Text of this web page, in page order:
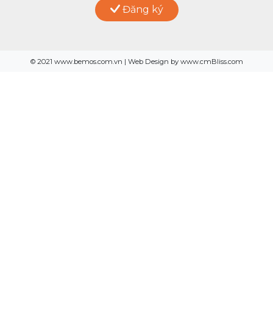
Đăng ký
© 2021 www.bemos.com.vn | Web Design by www.cmBliss.com